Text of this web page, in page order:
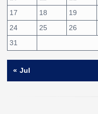
17
18 19
24
25 26
31
« Jul